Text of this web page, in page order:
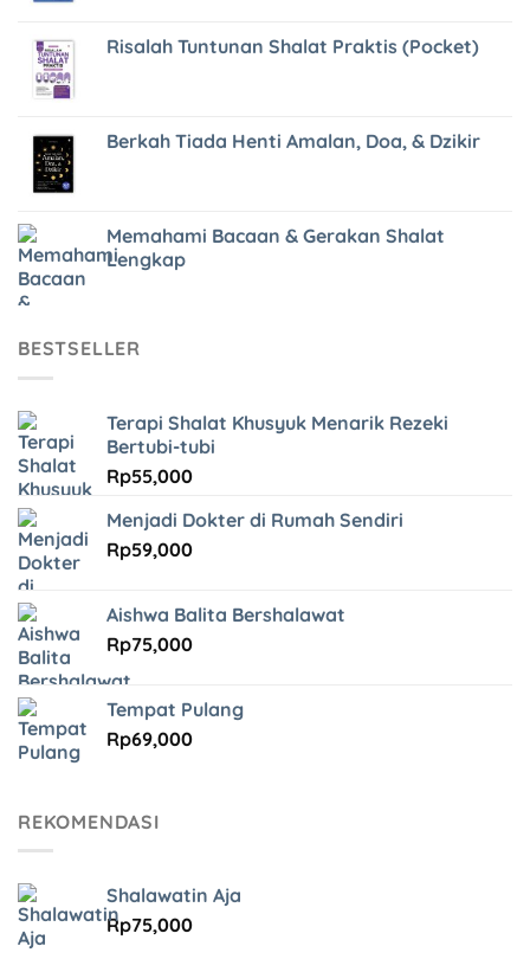
Risalah Tuntunan Shalat Praktis (Pocket)
Berkah Tiada Henti Amalan, Doa, & Dzikir
Memahami Bacaan & Gerakan Shalat
Lengkap
BESTSELLER
Terapi Shalat Khusyuk Menarik Rezeki
Bertubi-tubi
Rp55,000
Menjadi Dokter di Rumah Sendiri
Rp59,000
Aishwa Balita Bershalawat
Rp75,000
Tempat Pulang
Rp69,000
REKOMENDASI
Shalawatin Aja
Rp75,000